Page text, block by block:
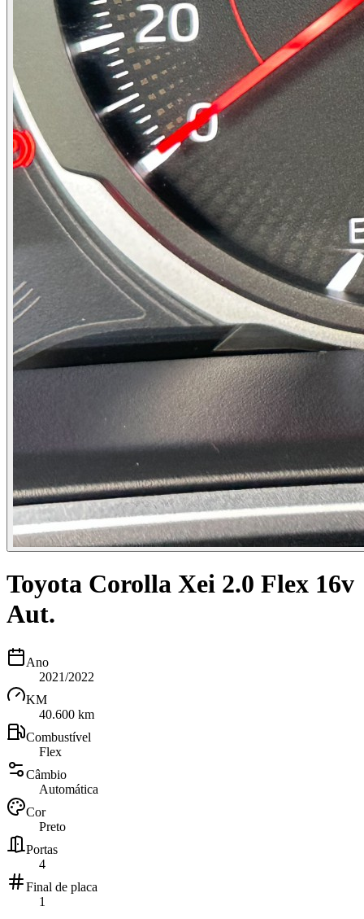
Toyota Corolla Xei 2.0 Flex 16v
Aut.
Ano
2021/2022
KM
40.600 km
Combustível
Flex
Câmbio
Automática
Cor
Preto
Portas
4
Final de placa
1